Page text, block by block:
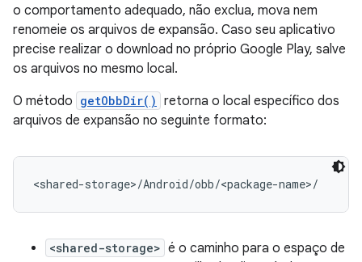
o comportamento adequado, não exclua, mova nem
renomeie os arquivos de expansão. Caso seu aplicativo
precise realizar o download no próprio Google Play, salve
os arquivos no mesmo local.
O método getObbDir() retorna o local específico dos
arquivos de expansão no seguinte formato:
<shared-storage> é o caminho para o espaço de